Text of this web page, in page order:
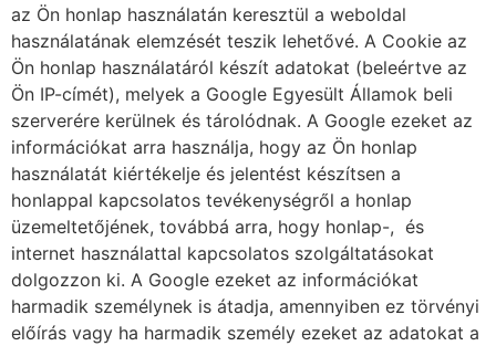
az Ön honlap használatán keresztül a weboldal
használatának elemzését teszik lehetővé. A Cookie az
Ön honlap használatáról készít adatokat (beleértve az
Ön IP-címét), melyek a Google Egyesült Államok beli
szerverére kerülnek és tárolódnak. A Google ezeket az
információkat arra használja, hogy az Ön honlap
használatát kiértékelje és jelentést készítsen a
honlappal kapcsolatos tevékenységről a honlap
üzemeltetőjének, továbbá arra, hogy honlap-, és
internet használattal kapcsolatos szolgáltatásokat
dolgozzon ki. A Google ezeket az információkat
harmadik személynek is átadja, amennyiben ez törvényi
előírás vagy ha harmadik személy ezeket az adatokat a